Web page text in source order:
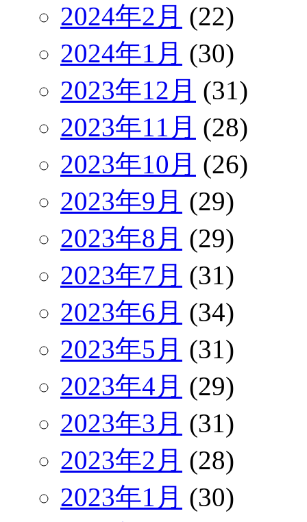
2024年2月 (22)
2024年1月 (30)
2023年12月 (31)
2023年11月 (28)
2023年10月 (26)
2023年9月 (29)
2023年8月 (29)
2023年7月 (31)
2023年6月 (34)
2023年5月 (31)
2023年4月 (29)
2023年3月 (31)
2023年2月 (28)
2023年1月 (30)